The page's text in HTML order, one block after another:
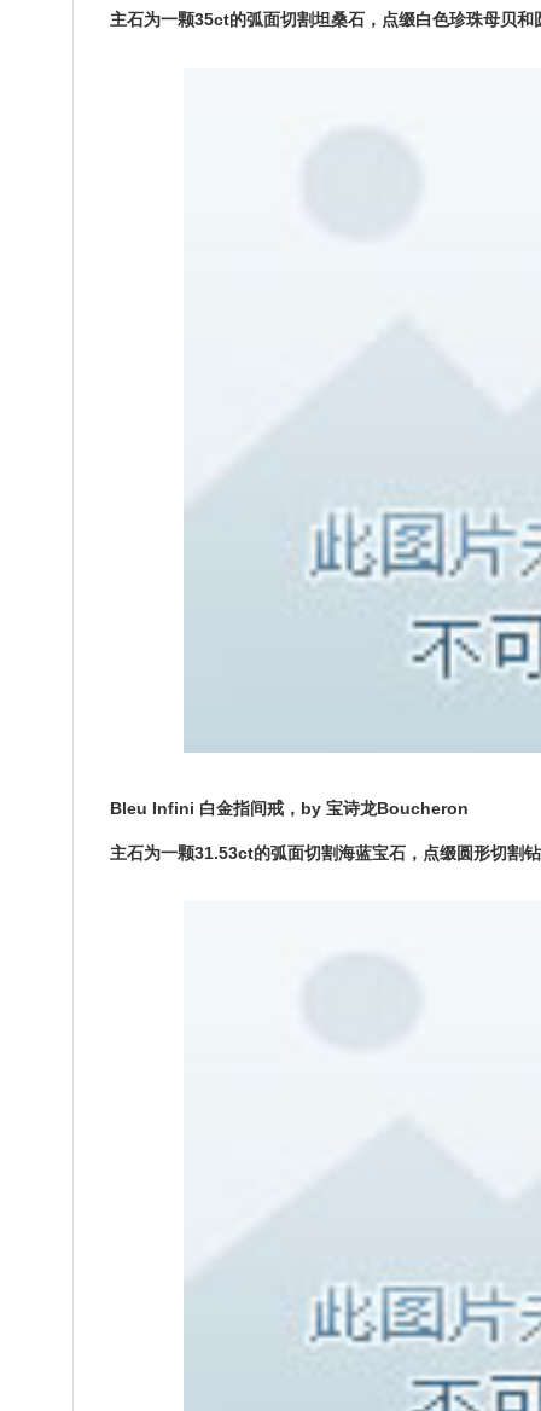
主石为一颗35ct的弧面切割坦桑石，点缀白色珍珠母贝和
Bleu Infini 白金指间戒，by 宝诗龙Boucheron
主石为一颗31.53ct的弧面切割海蓝宝石，点缀圆形切割